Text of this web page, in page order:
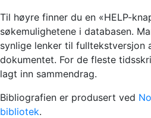
Til høyre finner du en «HELP-
søkemulighetene i databasen.
synlige lenker til fulltekstversjon
dokumentet. For de fleste
lagt inn sammendrag.
Bibliografien er produsert ved
bibliotek.